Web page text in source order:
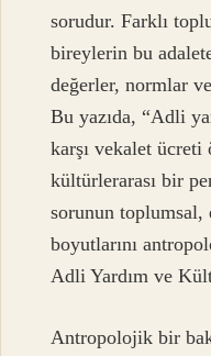
sorudur. Farklı
bireylerin bu
değerler, normlar
Bu yazıda, “Adli
karşı vekalet ücreti
kültürlerarası bir
sorunun
boyutlarını
Adli Yardım ve
Antropolojik bir